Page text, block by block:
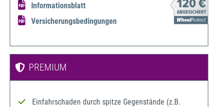
Informationsblatt
Versicherungsbedingungen
PREMIUM
Einfahrschaden durch spitze Gegenstände (z.B.